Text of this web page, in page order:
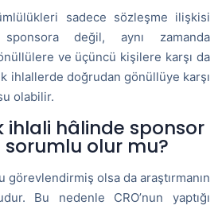
sadece sözleşme ilişkisi
değil, aynı zamanda
ve üçüncü kişilere karşı da
ihlallerde doğrudan gönüllüye karşı
olabilir.
ihlali hâlinde sponsor
olur mu?
görevlendirmiş olsa da araştırmanın
Bu nedenle CRO’nun yaptığı